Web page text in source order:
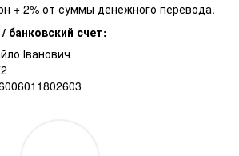
+ 2% от суммы денежного перевода.
банковский счет:
Іванович